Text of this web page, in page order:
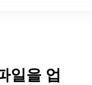
일을 업